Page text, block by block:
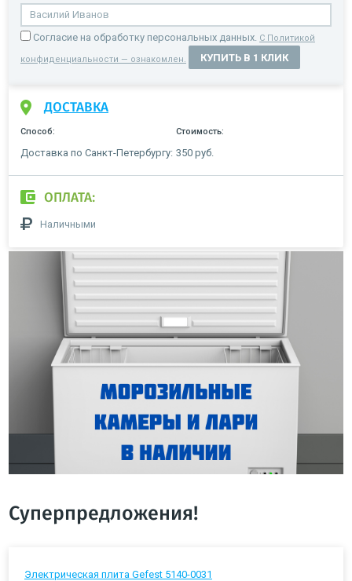
Cогласие на обработку персональных данных. С Политикой
конфиденциальности — ознакомлен. КУПИТЬ В 1 КЛИК
ДОСТАВКА
Способ: Стоимость:
Доставка по Санкт-Петербургу: 350 руб.
ОПЛАТА:
Наличными
Суперпредложения!
Электрическая плита Gefest 5140-0031